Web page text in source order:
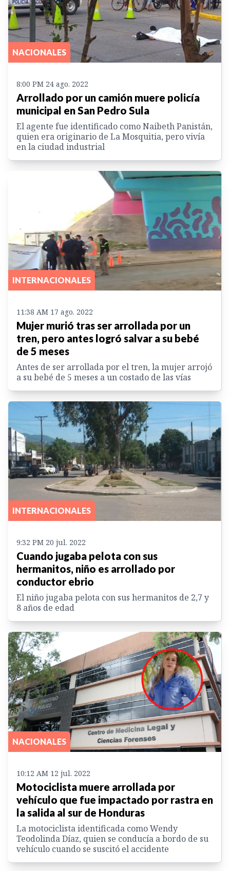
NACIONALES
8:00 PM 24 ago. 2022
Arrollado por un camión muere policía
municipal en San Pedro Sula
El agente fue identificado como Naibeth Panistán,
quien era originario de La Mosquitia, pero vivía
en la ciudad industrial
INTERNACIONALES
11:38 AM 17 ago. 2022
Mujer murió tras ser arrollada por un
tren, pero antes logró salvar a su bebé
de 5 meses
Antes de ser arrollada por el tren, la mujer arrojó
a su bebé de 5 meses a un costado de las vías
INTERNACIONALES
9:32 PM 20 jul. 2022
Cuando jugaba pelota con sus
hermanitos, niño es arrollado por
conductor ebrio
El niño jugaba pelota con sus hermanitos de 2,7 y
8 años de edad
NACIONALES
10:12 AM 12 jul. 2022
Motociclista muere arrollada por
vehículo que fue impactado por rastra en
la salida al sur de Honduras
La motociclista identificada como Wendy
Teodolinda Díaz, quien se conducía a bordo de su
vehículo cuando se suscitó el accidente